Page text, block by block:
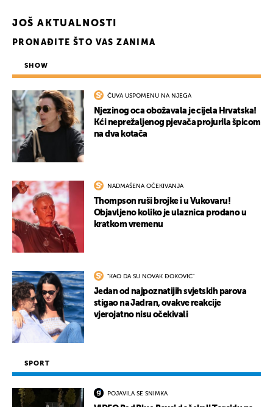
JOŠ AKTUALNOSTI
PRONAĐITE ŠTO VAS ZANIMA
SHOW
ČUVA USPOMENU NA NJEGA
Njezinog oca obožavala je cijela Hrvatska!
Kći neprežaljenog pjevača projurila špicom
na dva kotača
NADMAŠENA OČEKIVANJA
Thompson ruši brojke i u Vukovaru!
Objavljeno koliko je ulaznica prodano u
kratkom vremenu
"KAO DA SU NOVAK ĐOKOVIĆ"
Jedan od najpoznatijih svjetskih parova
stigao na Jadran, ovakve reakcije
vjerojatno nisu očekivali
SPORT
POJAVILA SE SNIMKA